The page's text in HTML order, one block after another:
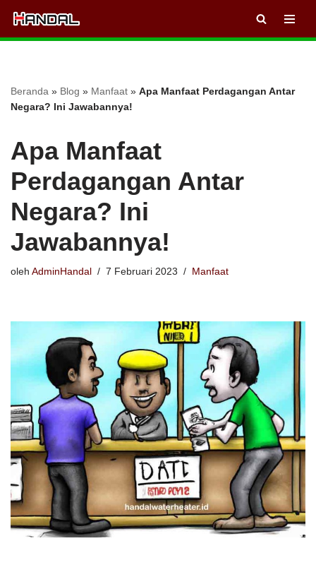
Lompat
Beranda » Blog » Manfaat » Apa Manfaat Perdagangan Antar
Negara? Ini Jawabannya!
Apa Manfaat
Perdagangan Antar
Negara? Ini
Jawabannya!
oleh AdminHandal 7 Februari 2023 Manfaat